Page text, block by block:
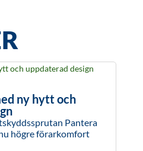
ny hytt och
Pantera
högre förarkomfort